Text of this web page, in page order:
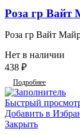
Роза гр Вайт
Роза гр Вайт
Нет в наличии
438 ₽
Подробнее
Быстрый
Добавить в
Закрыть